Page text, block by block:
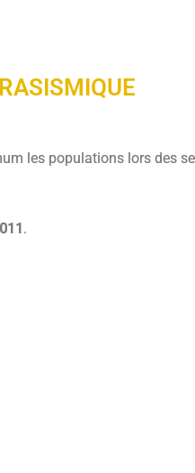
les populations lors des
.